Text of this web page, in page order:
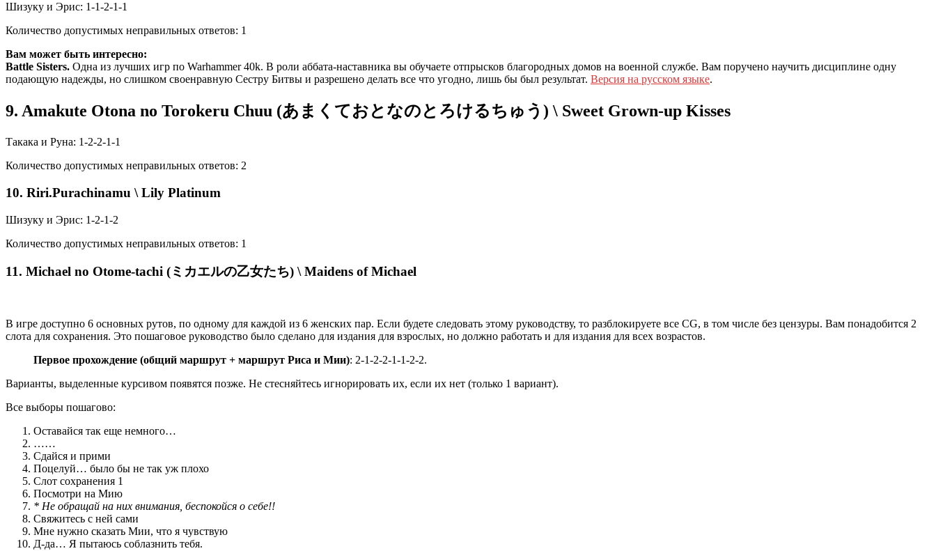
Шизуку и Эрис: 1-1-2-1-1
Количество допустимых неправильных ответов: 1
Вам может быть интересно:
Battle Sisters. Одна из лучших игр по Warhammer 40k. В роли аббата-наставника вы обучаете отпрысков благородных домов на военной службе. Вам поручено научить дисциплине одну
подающую надежды, но слишком своенравную Сестру Битвы и разрешено делать все что угодно, лишь бы был результат. Версия на русском языке.
9. Amakute Otona no Torokeru Chuu (あまくておとなのとろけるちゅう) \ Sweet Grown-up Kisses
Такака и Руна: 1-2-2-1-1
Количество допустимых неправильных ответов: 2
10. Riri.Purachinamu \ Lily Platinum
Шизуку и Эрис: 1-2-1-2
Количество допустимых неправильных ответов: 1
11. Michael no Otome-tachi (ミカエルの乙女たち) \ Maidens of Michael
В игре доступно 6 основных рутов, по одному для каждой из 6 женских пар. Если будете следовать этому руководству, то разблокируете все CG, в том числе без цензуры. Вам понадобится 2
слота для сохранения. Это пошаговое руководство было сделано для издания для взрослых, но должно работать и для издания для всех возрастов.
Первое прохождение (общий маршрут + маршрут Риса и Мии): 2-1-2-2-1-1-2-2.
Варианты, выделенные курсивом появятся позже. Не стесняйтесь игнорировать их, если их нет (только 1 вариант).
Все выборы пошагово:
Оставайся так еще немного…
……
Сдайся и прими
Поцелуй… было бы не так уж плохо
Слот сохранения 1
Посмотри на Мию
* Не обращай на них внимания, беспокойся о себе!!
Свяжитесь с ней сами
Мне нужно сказать Мии, что я чувствую
Д-да… Я пытаюсь соблазнить тебя.